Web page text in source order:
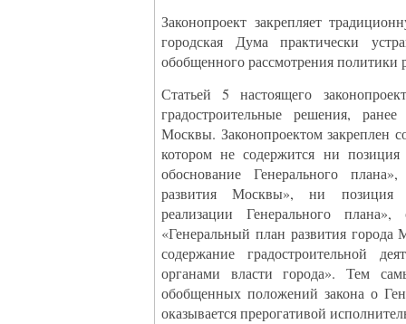
Законопроект закрепляет
городская Дума практически
обобщенного рассмотрения политики
Статьей 5 настоящего
градостроительные решения,
Москвы. Законопроектом закреплен
котором не содержится ни позиция
обоснование Генерального
развития Москвы», ни позиция
реализации Генерального
«Генеральный план развития
содержание градостроительной
органами власти города». Тем
обобщенных положений закона о
оказывается прерогативой